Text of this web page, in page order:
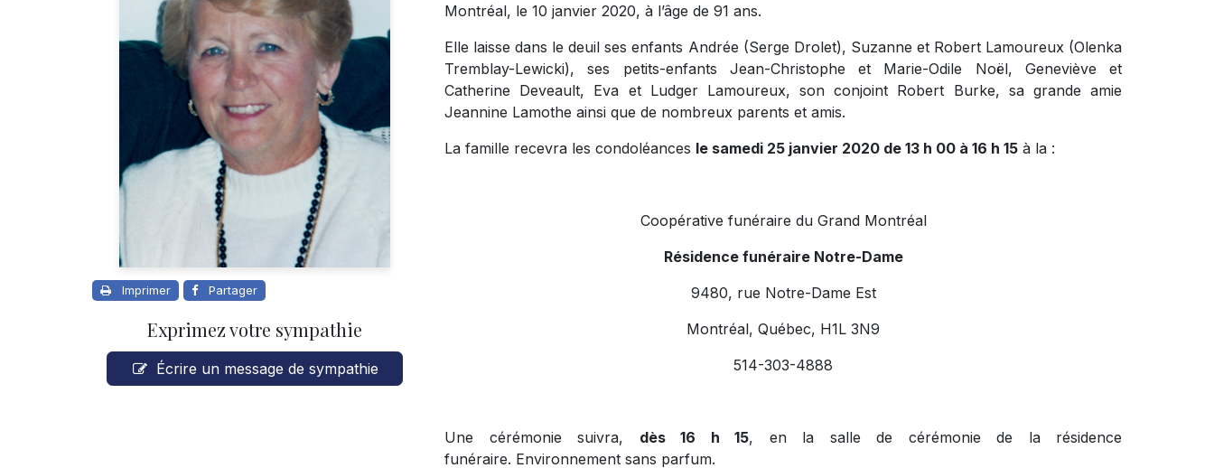
Imprimer Partager
Exprimez votre sympathie
Écrire un message de sympathie
Montréal, le 10 janvier 2020, à l’âge de 91 ans.
Elle laisse dans le deuil ses enfants Andrée (Serge Drolet), Suzanne et Robert Lamoureux (Olenka
Tremblay-Lewicki), ses petits-enfants Jean-Christophe et Marie-Odile Noël, Geneviève et
Catherine Deveault, Eva et Ludger Lamoureux, son conjoint Robert Burke, sa grande amie
Jeannine Lamothe ainsi que de nombreux parents et amis.
La famille recevra les condoléances le samedi 25 janvier 2020 de 13 h 00 à 16 h 15 à la :
Coopérative funéraire du Grand Montréal
Résidence funéraire Notre-Dame
9480, rue Notre-Dame Est
Montréal, Québec, H1L 3N9
514-303-4888
Une cérémonie suivra, dès 16 h 15, en la salle de cérémonie de la résidence
funéraire. Environnement sans parfum.